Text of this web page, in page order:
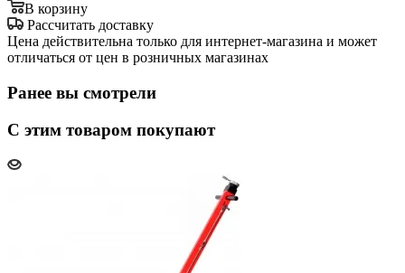
В корзину
Рассчитать доставку
Цена действительна только для интернет-магазина и может
отличаться от цен в розничных магазинах
Ранее вы смотрели
С этим товаром покупают